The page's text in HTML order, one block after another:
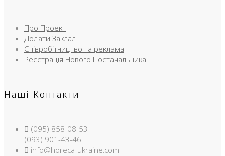
Про Проект
Додати Заклад
Співробітництво та реклама
Реєстрація Нового Постачальника
Наші Контакти
(095) 858-08-53
(093) 901-43-46
info@horeca-ukraine.com